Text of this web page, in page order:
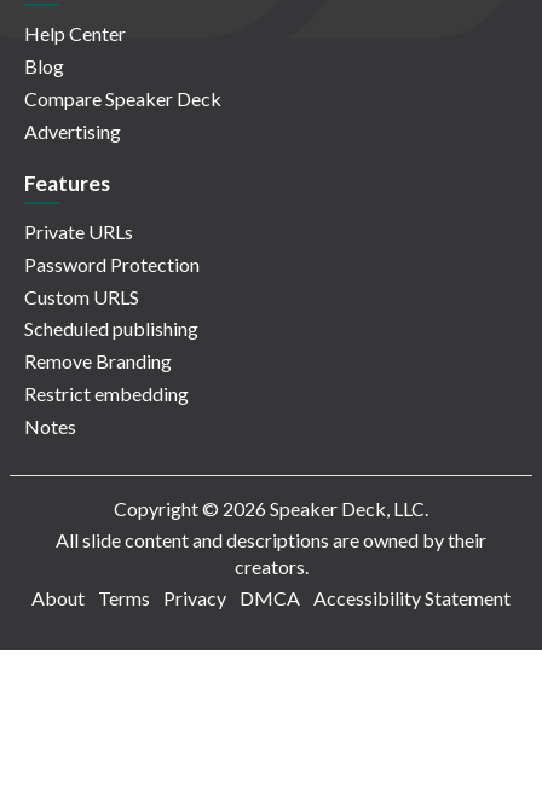
Help Center
Blog
Compare Speaker Deck
Advertising
Features
Private URLs
Password Protection
Custom URLS
Scheduled publishing
Remove Branding
Restrict embedding
Notes
Copyright © 2026 Speaker Deck, LLC.
All slide content and descriptions are owned by their
creators.
About
Terms Privacy DMCA Accessibility Statement